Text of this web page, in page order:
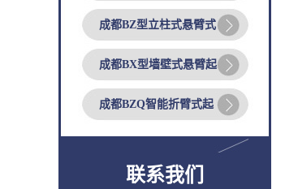
成都BZ型立柱式悬臂式
成都BX型墙壁式悬臂起
成都BZQ智能折臂式起
联系我们